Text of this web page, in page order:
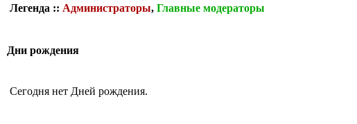
Легенда :: Администраторы, Главные модераторы
Дни рождения
Сегодня нет Дней рождения.